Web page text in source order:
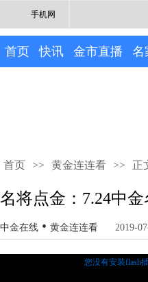
手机网
首页 快讯 金市直播 名
首页 >> 黄金连连看 >> 正
名将点金：7.24中
中金在线 • 黄金连连看 2019-
您没有安装flash